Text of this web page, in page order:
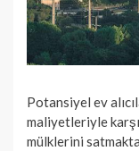
Potansiyel ev
maliyetleriyle
mülklerini